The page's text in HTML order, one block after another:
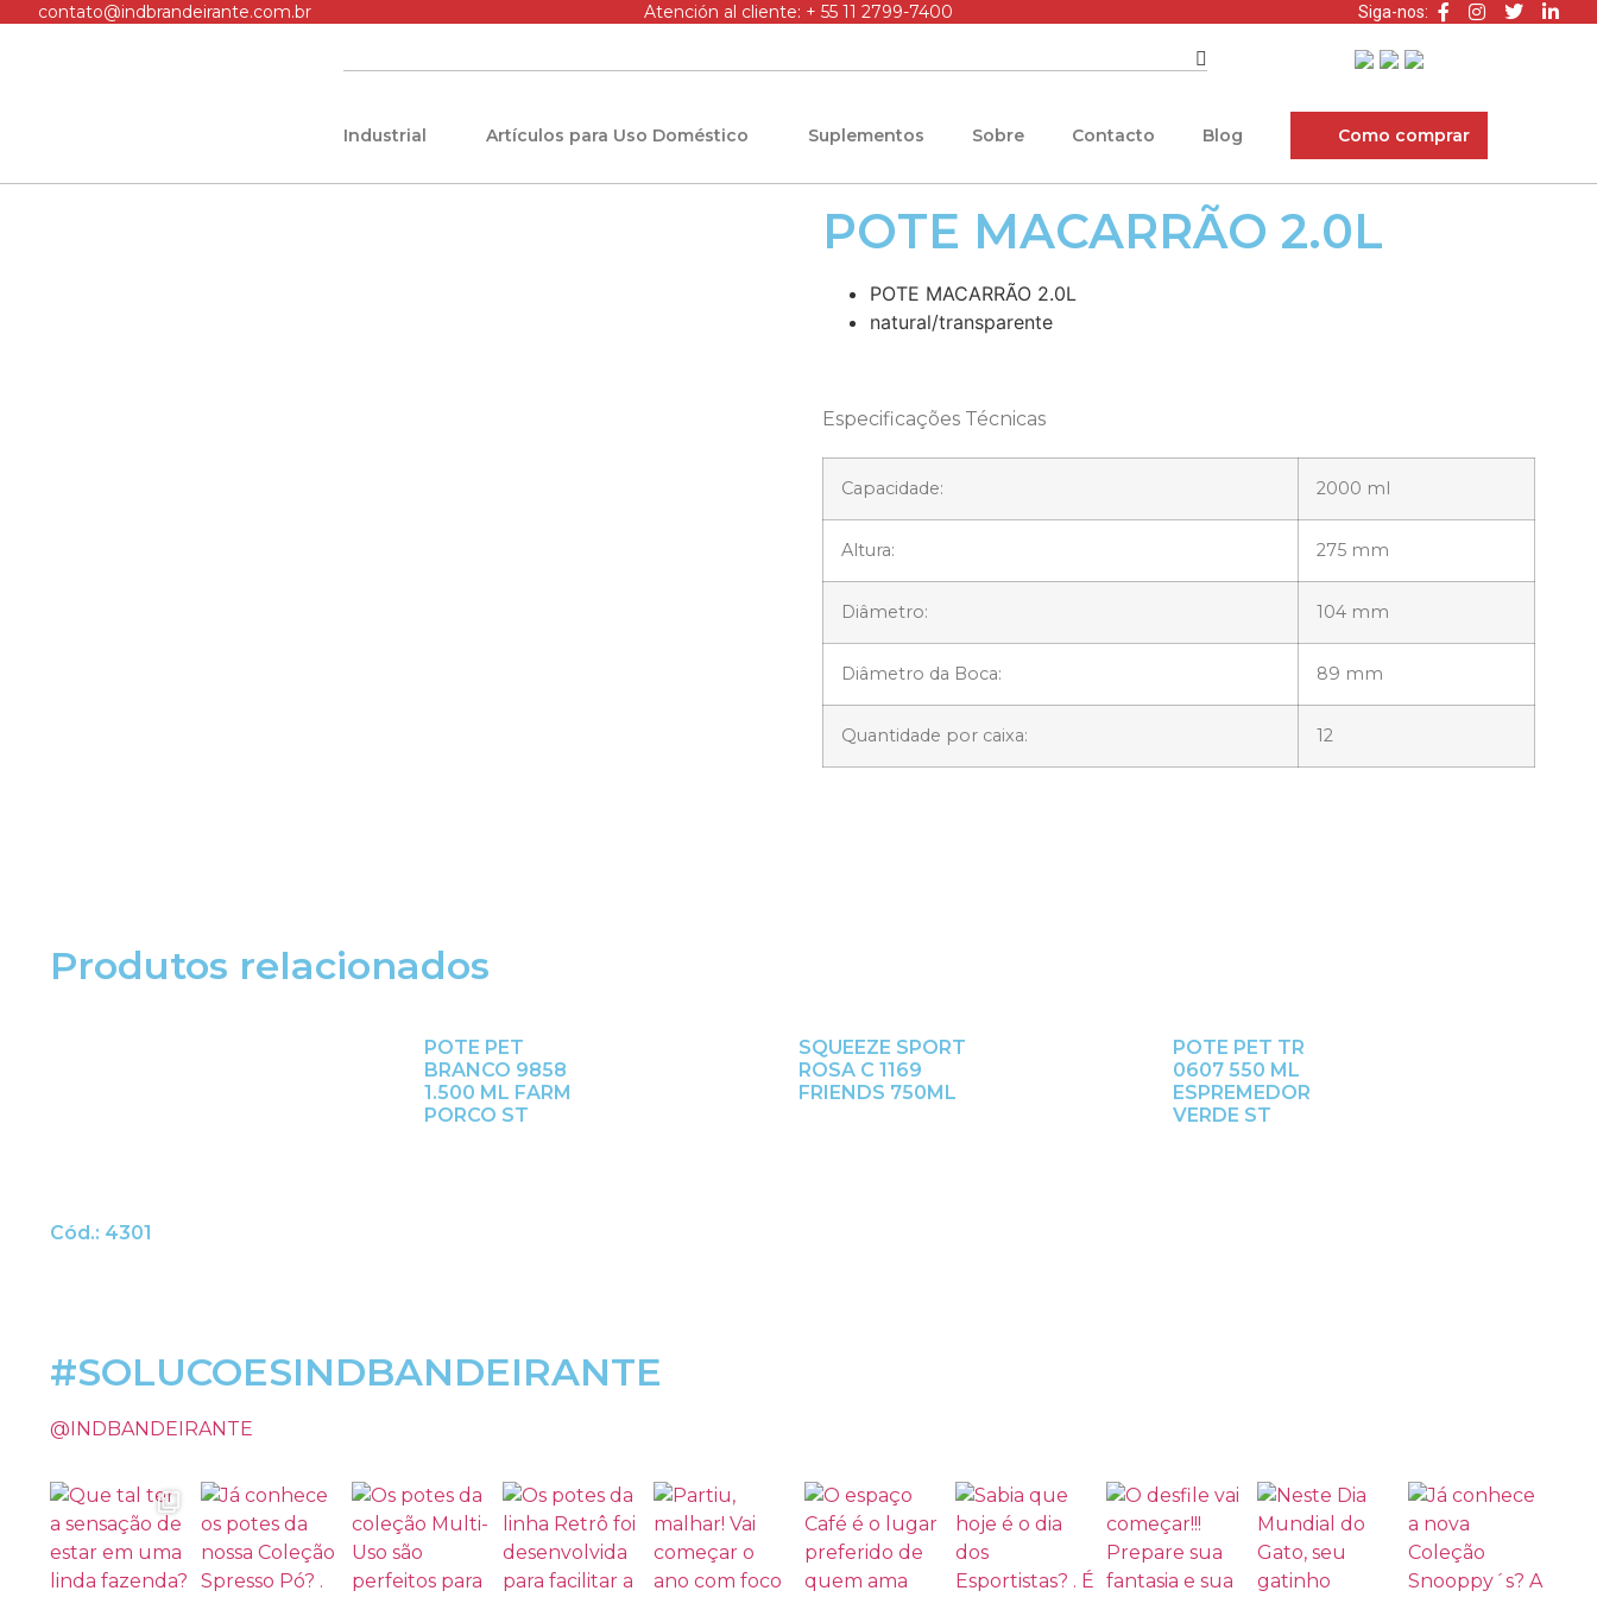
contato@indbrandeirante.com.br Atención al cliente: + 55 11 2799-7400 Siga-nos:
Industrial Artículos para Uso Doméstico Suplementos Sobre Contacto Blog Como comprar
POTE MACARRÃO 2.0L
POTE MACARRÃO 2.0L
natural/transparente
Especificações Técnicas
Capacidade: 2000 ml
Altura: 275 mm
Diâmetro: 104 mm
Diâmetro da Boca: 89 mm
Quantidade por caixa: 12
Produtos relacionados
POTE PET
BRANCO 9858
1.500 ML FARM
PORCO ST
SQUEEZE SPORT
ROSA C 1169
FRIENDS 750ML
POTE PET TR
0607 550 ML
ESPREMEDOR
VERDE ST
Cód.: 4301
#SOLUCOESINDBANDEIRANTE
@INDBANDEIRANTE